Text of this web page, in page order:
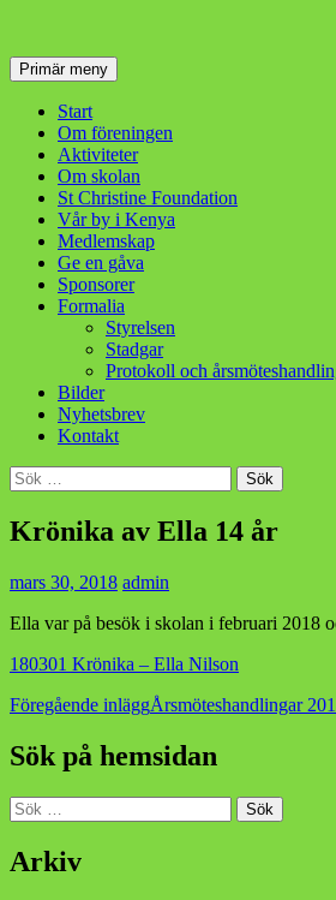
SökPrimär meny Hoppa
till
Start
Om föreningen
Aktiviteter
Om skolan
St Christine Foundation
Vår by i Kenya
Medlemskap
Ge en gåva
Sponsorer
Formalia
Styrelsen
Stadgar
Protokoll och
Bilder
Nyhetsbrev
Kontakt
Sök
efter:
Krönika av Ella 14 år
mars 30, 2018 admin
Ella var på besök i skolan i februari 2018
180301 Krönika – Ella Nilson
Inläggsnavigering
Föregående inläggÅrsmöteshandlingar
Sök på hemsidan
Sök
efter:
Arkiv